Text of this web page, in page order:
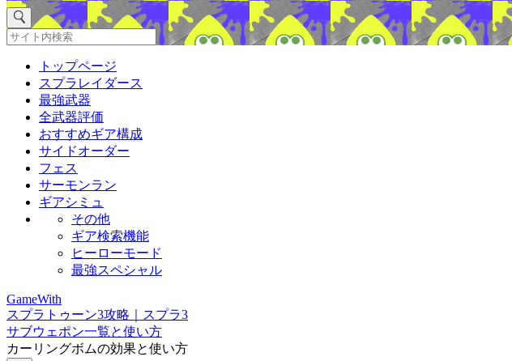
トップページ
スプラレイダース
最強武器
全武器評価
おすすめギア構成
サイドオーダー
フェス
サーモンラン
ギアシミュ
その他
ギア検索機能
ヒーローモード
最強スペシャル
GameWith
スプラトゥーン3攻略｜スプラ3
サブウェポン一覧と使い方
カーリングボムの効果と使い方